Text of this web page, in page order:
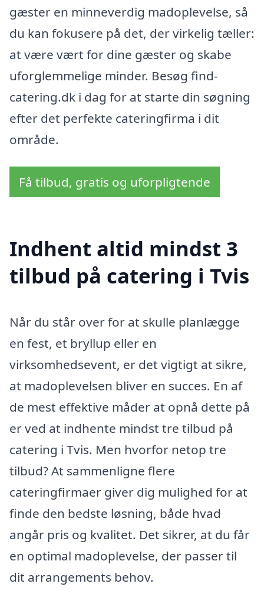
gæster en minneverdig madoplevelse, så
du kan fokusere på det, der virkelig tæller:
at være vært for dine gæster og skabe
uforglemmelige minder. Besøg find-
catering.dk i dag for at starte din søgning
efter det perfekte cateringfirma i dit
område.
Få tilbud, gratis og uforpligtende
Indhent altid mindst 3
tilbud på catering i Tvis
Når du står over for at skulle planlægge
en fest, et bryllup eller en
virksomhedsevent, er det vigtigt at sikre,
at madoplevelsen bliver en succes. En af
de mest effektive måder at opnå dette på
er ved at indhente mindst tre tilbud på
catering i Tvis. Men hvorfor netop tre
tilbud? At sammenligne flere
cateringfirmaer giver dig mulighed for at
finde den bedste løsning, både hvad
angår pris og kvalitet. Det sikrer, at du får
en optimal madoplevelse, der passer til
dit arrangements behov.